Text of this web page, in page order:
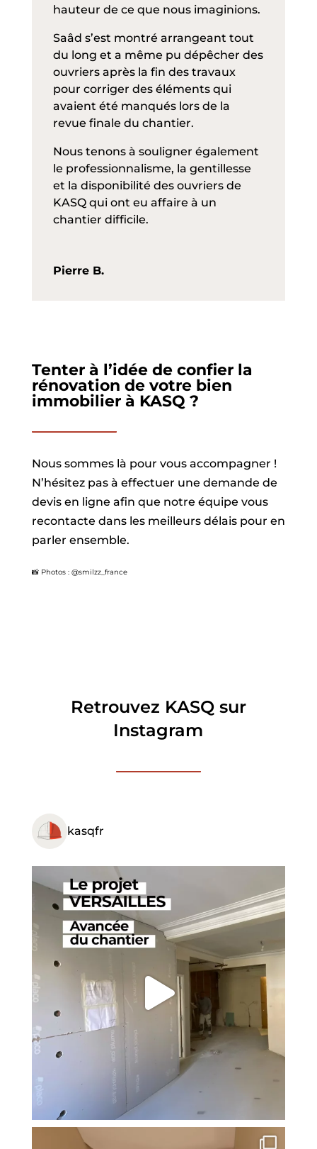
hauteur de ce que nous imaginions.
Saâd s’est montré arrangeant tout
du long et a même pu dépêcher des
ouvriers après la fin des travaux
pour corriger des éléments qui
avaient été manqués lors de la
revue finale du chantier.
Nous tenons à souligner également
le professionnalisme, la gentillesse
et la disponibilité des ouvriers de
KASQ qui ont eu affaire à un
chantier difficile.
Pierre B.
Tenter à l’idée de confier la
rénovation de votre bien
immobilier à KASQ ?
Nous sommes là pour vous accompagner !
N’hésitez pas à effectuer une demande de
devis en ligne afin que notre équipe vous
recontacte dans les meilleurs délais pour en
parler ensemble.
📸 Photos : @smilzz_france
Retrouvez KASQ sur
Instagram
kasqfr